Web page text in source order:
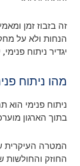
זה בזבוז זמן
הנחות ולא על
יגדיר ניתוח
מהו ניתוח
ניתוח פנימי הוא
בתוך הארגון
המטרה העיקרית
החוזק והחולשות